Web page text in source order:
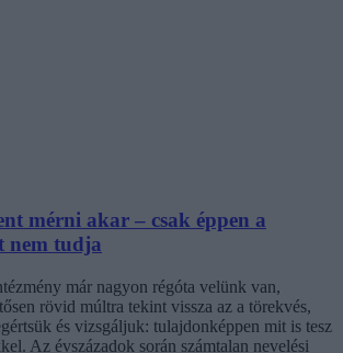
mérni akar – csak éppen a
nem tudja
már nagyon régóta velünk van,
rövid múltra tekint vissza az a törekvés,
és vizsgáljuk: tulajdonképpen mit is tesz
Az évszázadok során számtalan nevelési